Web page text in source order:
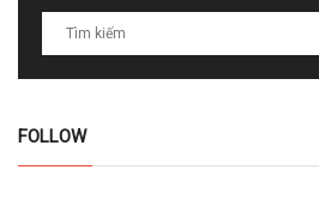
FOLLOW